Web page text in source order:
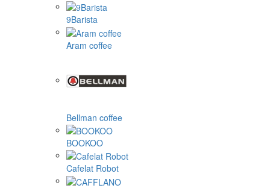
9Barista
Aram coffee
Bellman coffee
BOOKOO
Cafelat Robot